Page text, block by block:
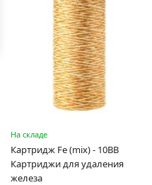
На складе
Картридж Fe (mix) - 10BB
Картриджи для удаления
железа